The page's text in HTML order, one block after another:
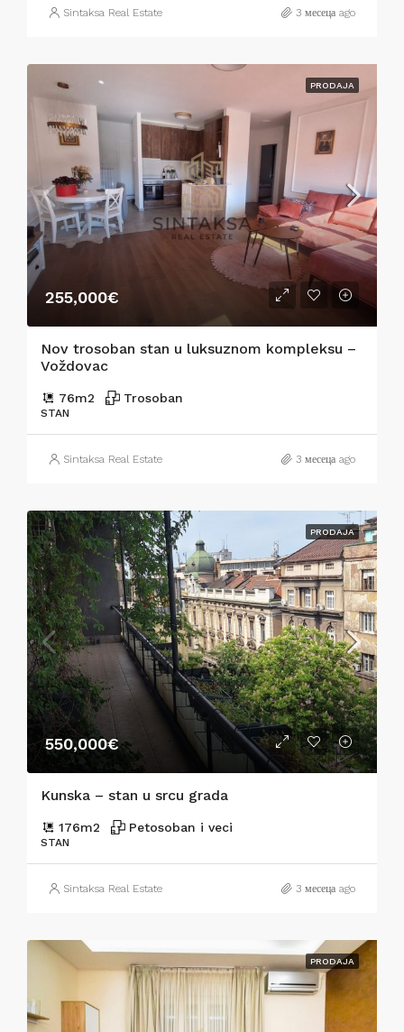
Sintaksa Real Estate 3 месеца ago
PRODAJA
255,000€
Nov trosoban stan u luksuznom kompleksu –
Voždovac
76m2 Trosoban
STAN
Sintaksa Real Estate 3 месеца ago
PRODAJA
550,000€
Kunska – stan u srcu grada
176m2 Petosoban i veci
STAN
Sintaksa Real Estate 3 месеца ago
PRODAJA